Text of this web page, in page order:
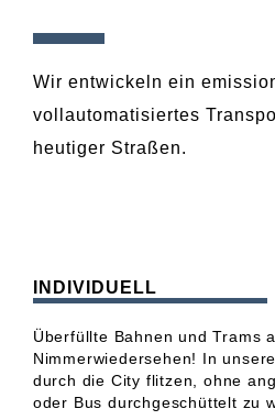
Wir entwickeln ein
vollautomatisiertes
heutiger Straßen.
INDIVIDUELL
Überfüllte Bahnen und Trams
Nimmerwiedersehen! In
durch die City flitzen, ohne
oder Bus durchgeschüttelt zu